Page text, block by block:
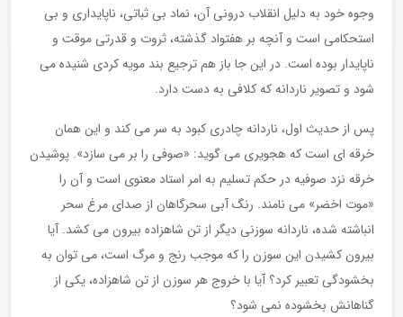
وجوه خود به دلیل انقلاب درونی آن، نماد بی ثباتی، ناپایداری و بی
استحکامی است و آنچه بر هفتواد گذشته، ثروت و قدرتی موقت و
ناپایدار بوده است. در این جا باز هم ترجیع بند مویه کردی شنیده می
شود و تصویر ناردانه که کلافی به دست دارد.
پس از حدیث اول، ناردانه چادری کبود به سر می کند و این همان
خرقه ای است که هجویری می گوید: «صوفی را بر می سازد». پوشیدن
خرقه نزد صوفیه در حکم تسلیم به امر استاد معنوی است و آن را
«موت اخضر» می نامند. رنگ آبی سحرگاهان از صدای مرغ سحر
انباشته شده، ناردانه سوزنی دیگر از تن شاهزاده بیرون می کشد. آیا
بیرون کشیدن این سوزن را که موجب رنج و مرگ است، می توان به
بخشودگی تعبیر کرد؟ آیا با خروج هر سوزن از تن شاهزاده، یکی از
گناهانش بخشوده نمی شود؟